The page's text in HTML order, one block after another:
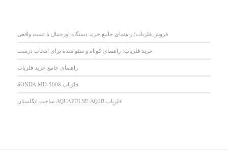
فروش فلزیاب؛ راهنمای جامع خرید دستگاه اورجینال با تست واقعی
خرید فلزیاب؛ راهنمای کوتاه و سئو شده برای انتخاب درست
راهنمای جامع خرید فلزیاب
فلزیاب SONDA MD-5008
فلزیاب AQUAPULSE AQ1B ساخت انگلستان